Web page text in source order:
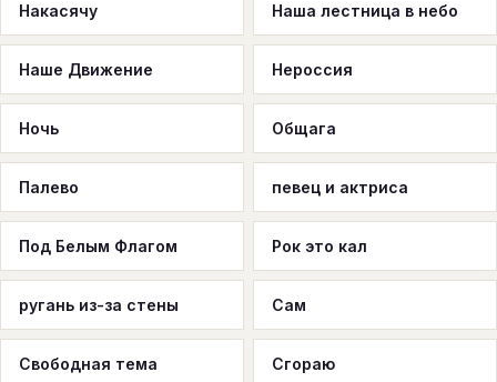
Накасячу Наша лестница в небо
Наше Движение Нероссия
Ночь Общага
Палево певец и актриса
Под Белым Флагом Рок это кал
ругань из-за стены Сам
Свободная тема Сгораю